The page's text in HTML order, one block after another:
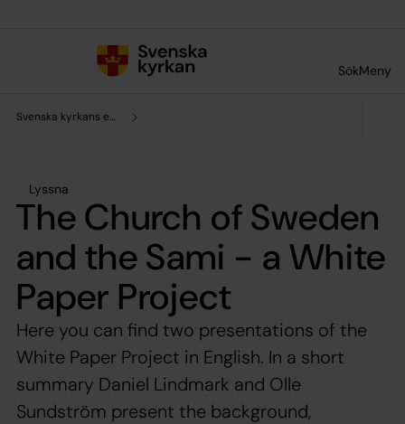
SökMeny
Svenska kyrkans enhet för forskning och analys
Lyssna
The Church of Sweden
and the Sami - a White
Paper Project
Here you can find two presentations of the
White Paper Project in English. In a short
summary Daniel Lindmark and Olle
Sundström present the background,